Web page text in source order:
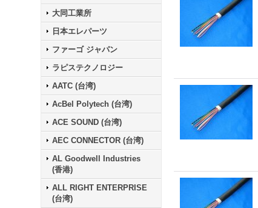
大同工業所
日本エレパーツ
ファーゴ ジャパン
ラピステクノロジー
AATC (台湾)
AcBel Polytech (台湾)
ACE SOUND (台湾)
AEC CONNECTOR (台湾)
AL Goodwell Industries
(香港)
ALL RIGHT ENTERPRISE
(台湾)